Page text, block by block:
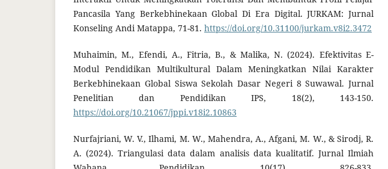
Pancasila Yang Berkebhinekaan Global Di Era Digital. JURKAM: Jurnal
Konseling Andi Matappa, 71-81. https://doi.org/10.31100/jurkam.v8i2.3472
Muhaimin, M., Efendi, A., Fitria, B., & Malika, N. (2024). Efektivitas E-
Modul Pendidikan Multikultural Dalam Meningkatkan Nilai Karakter
Berkebhinekaan Global Siswa Sekolah Dasar Negeri 8 Suwawal. Jurnal
Penelitian dan Pendidikan IPS, 18(2), 143-150.
https://doi.org/10.21067/jppi.v18i2.10863
Nurfajriani, W. V., Ilhami, M. W., Mahendra, A., Afgani, M. W., & Sirodj, R.
A. (2024). Triangulasi data dalam analisis data kualitatif. Jurnal Ilmiah